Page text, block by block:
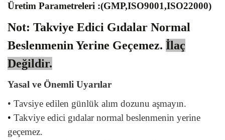
Üretim Parametreleri :(GMP,ISO9001,ISO22000)
Not: Takviye Edici Gıdalar Normal
Beslenmenin Yerine Geçemez. İlaç
Değildir.
Yasal ve Önemli Uyarılar
• Tavsiye edilen günlük alım dozunu aşmayın.
• Takviye edici gıdalar normal beslenmenin yerine
geçemez.